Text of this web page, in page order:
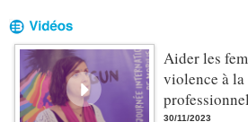
Aider les
violence à
30/11/2023